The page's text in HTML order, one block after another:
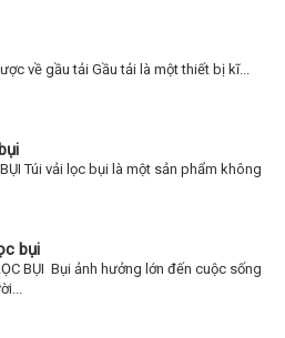
về gầu tải Gầu tải là một thiết bị kĩ...
BỤI Túi vải lọc bụi là một sản phẩm không
bụi
BỤI Bụi ảnh hưởng lớn đến cuộc sống